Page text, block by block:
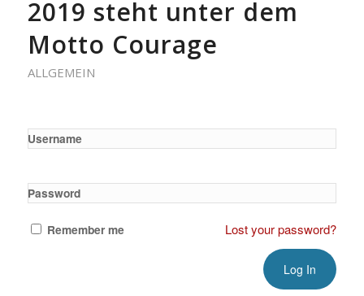
2019 steht unter dem
Motto Courage
ALLGEMEIN
Username
Password
Remember me Lost your password?